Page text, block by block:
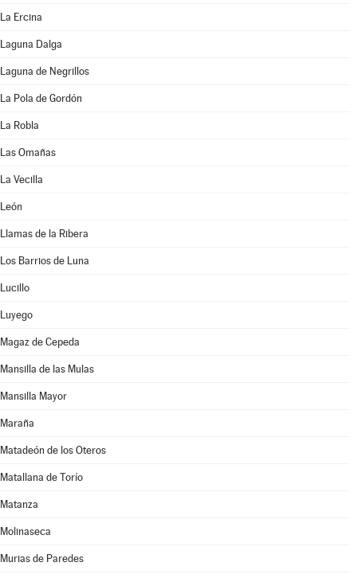
La Ercina
Laguna Dalga
Laguna de Negrillos
La Pola de Gordón
La Robla
Las Omañas
La Vecilla
León
Llamas de la Ribera
Los Barrios de Luna
Lucillo
Luyego
Magaz de Cepeda
Mansilla de las Mulas
Mansilla Mayor
Maraña
Matadeón de los Oteros
Matallana de Torío
Matanza
Molinaseca
Murias de Paredes